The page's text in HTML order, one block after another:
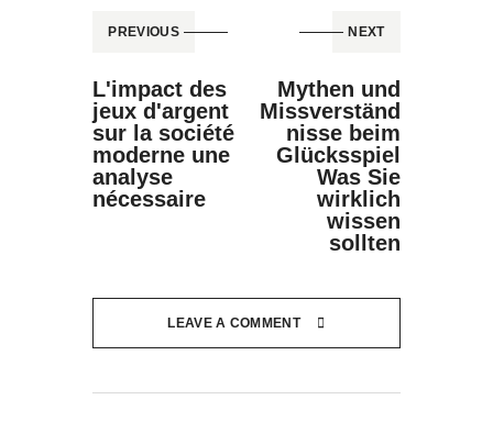
PREVIOUS
L'impact des
jeux d'argent
sur la société
moderne une
analyse
nécessaire
NEXT
Mythen und
Missverständ
nisse beim
Glücksspiel
Was Sie
wirklich
wissen
sollten
LEAVE A COMMENT